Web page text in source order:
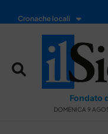
Cronache locali
Fondato
DOMENICA 9